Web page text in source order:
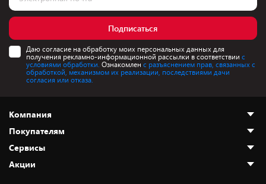
Подписаться
Даю согласие на обработку моих персональных данных для
получения рекламно-информационной рассылки в соответствии с
условиями обработки. Ознакомлен с разъяснением прав, связанных с
обработкой, механизмом их реализации, последствиями дачи
согласия или отказа.
Компания
О нас
Адреса магазинов
Новости
Покупателям
Как сделать заказ
Оплата и доставка
Сервисы
Акции